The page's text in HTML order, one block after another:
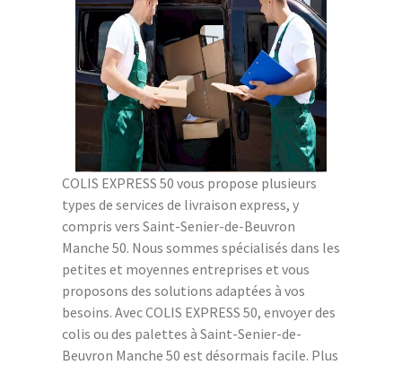
COLIS EXPRESS 50 vous propose plusieurs
types de services de livraison express, y
compris vers Saint-Senier-de-Beuvron
Manche 50. Nous sommes spécialisés dans les
petites et moyennes entreprises et vous
proposons des solutions adaptées à vos
besoins. Avec COLIS EXPRESS 50, envoyer des
colis ou des palettes à Saint-Senier-de-
Beuvron Manche 50 est désormais facile. Plus